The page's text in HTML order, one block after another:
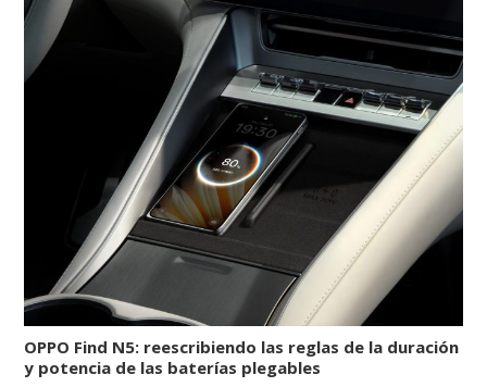
OPPO Find N5: reescribiendo las reglas de la duración
y potencia de las baterías plegables